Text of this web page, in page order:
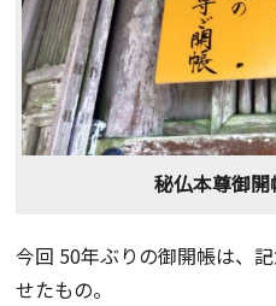
秘仏本尊御
今回 50年ぶりの御開帳は、
せたもの。